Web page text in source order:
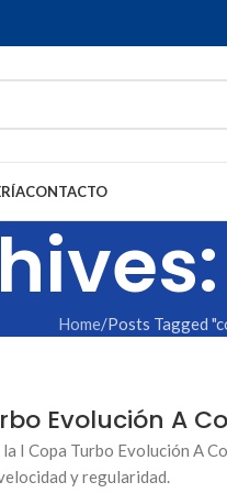
CONTACTO
Home Posts Tagged
Evolución A
I Copa Turbo Evolución A
y regularidad.